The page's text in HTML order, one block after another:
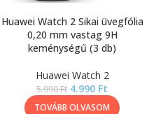
Huawei Watch 2 Sikai üvegfólia
0,20 mm vastag 9H
keménységű (3 db)
Huawei Watch 2
5.990Ft 4.990 Ft
TOVÁBB OLVASOM